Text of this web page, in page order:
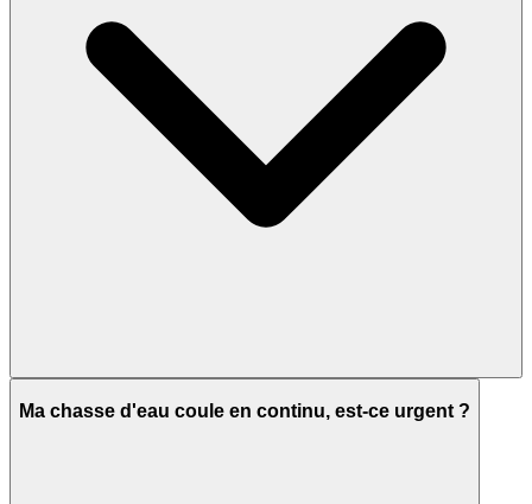
Ma chasse d'eau coule en continu, est-ce urgent ?